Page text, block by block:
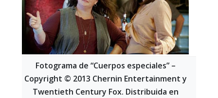
Fotograma de “Cuerpos especiales” –
Copyright © 2013 Chernin Entertainment y
Twentieth Century Fox. Distribuida en